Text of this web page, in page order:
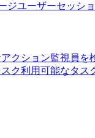
ジユーザーセッシ
クション監視員を
ク利用可能なタス